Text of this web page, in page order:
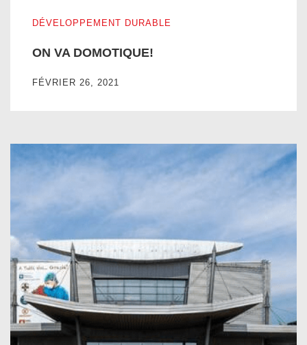
DÉVELOPPEMENT DURABLE
ON VA DOMOTIQUE!
FÉVRIER 26, 2021